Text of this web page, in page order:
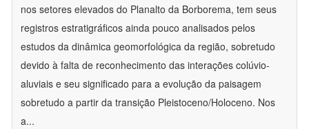
nos setores elevados do Planalto da Borborema, tem seus
registros estratigráficos ainda pouco analisados pelos
estudos da dinâmica geomorfológica da região, sobretudo
devido à falta de reconhecimento das interações colúvio-
aluviais e seu significado para a evolução da paisagem
sobretudo a partir da transição Pleistoceno/Holoceno. Nos
a...